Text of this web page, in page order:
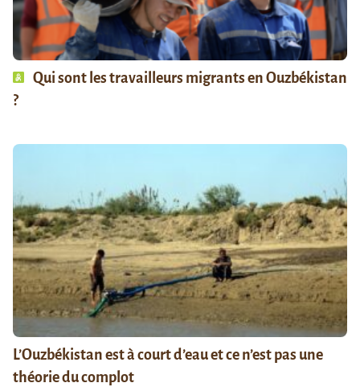
Qui sont les travailleurs migrants en Ouzbékistan
?
L’Ouzbékistan est à court d’eau et ce n’est pas une
théorie du complot